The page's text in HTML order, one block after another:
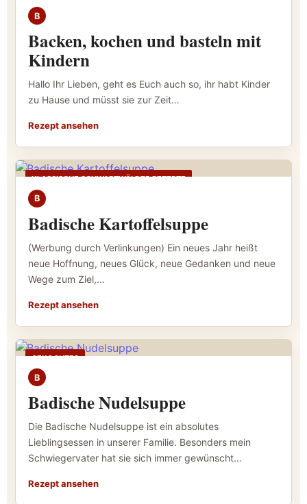
B
Backen, kochen und basteln mit
Kindern
Hallo Ihr Lieben, geht es Euch auch so, ihr habt Kinder
zu Hause und müsst sie zur Zeit…
Rezept ansehen
KLASSISCHE SCHWARZWÄLDER REZEPTE
B
Badische Kartoffelsuppe
(Werbung durch Verlinkungen) Ein neues Jahr heißt
neue Hoffnung, neues Glück, neue Gedanken und neue
Wege zum Ziel,…
Rezept ansehen
GEKOCHTES
B
Badische Nudelsuppe
Die Badische Nudelsuppe ist ein absolutes
Lieblingsessen in unserer Familie. Besonders mein
Schwiegervater hat sie sich immer gewünscht…
Rezept ansehen